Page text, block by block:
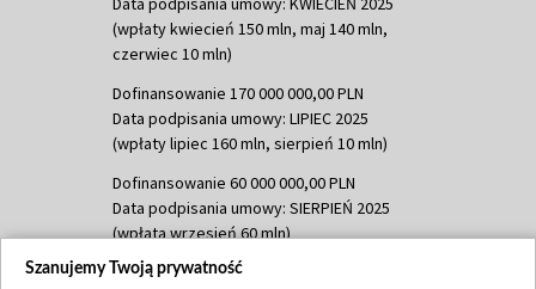
(wpłaty kwiecień 150 mln, maj 140 mln,
czerwiec 10 mln)
Dofinansowanie 170 000 000,00 PLN
Data podpisania umowy: LIPIEC 2025
(wpłaty lipiec 160 mln, sierpień 10 mln)
Dofinansowanie 60 000 000,00 PLN
Data podpisania umowy: SIERPIEŃ 2025
(wpłata wrzesień 60 mln)
Dofinansowanie 635 783 051,21 PLN
Szanujemy Twoją prywatność